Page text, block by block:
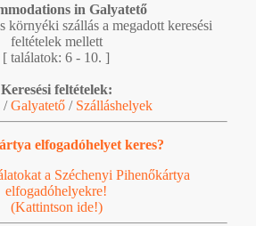
in Galyatető
környéki szállás a megadott keresési
feltételek mellett
[ találatok: 6 - 10. ]
Keresési feltételek:
/Galyatető/ Szálláshelyek
elfogadóhelyet keres?
a Széchenyi Pihenőkártya
elfogadóhelyekre!
(Kattintson ide!)